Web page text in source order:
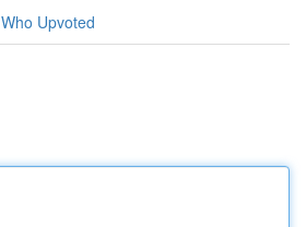
Who Upvoted